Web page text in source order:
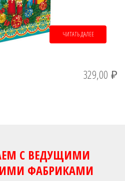
ЧИТАТЬ ДАЛЕЕ
329,00 ₽
С ВЕДУЩИМИ
ФАБРИКАМИ